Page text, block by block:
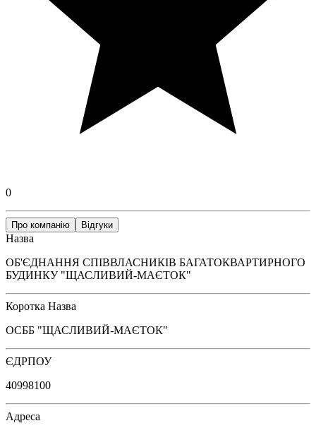
0
Про компанію Відгуки
Назва
ОБ'ЄДНАННЯ СПІВВЛАСНИКІВ БАГАТОКВАРТИРНОГО
БУДИНКУ "ЩАСЛИВИЙ-МАЄТОК"
Коротка Назва
ОСББ "ЩАСЛИВИЙ-МАЄТОК"
ЄДРПОУ
40998100
Адреса